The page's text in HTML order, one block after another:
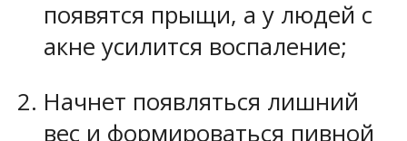
появятся прыщи, а у людей с
акне усилится воспаление;
Начнет появляться лишний
вес и формироваться пивной